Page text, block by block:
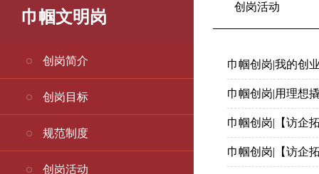
巾帼文明岗
创岗简介
创岗目标
规范制度
创岗活动
创岗活动
巾帼创岗|我的创
巾帼创岗|用理想
巾帼创岗|【访企
巾帼创岗|【访企